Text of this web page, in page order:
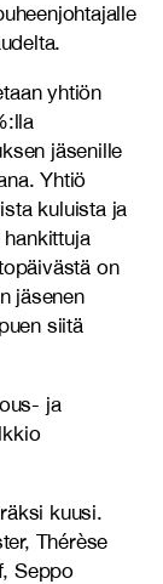
yhtiön
jäsenille
Yhtiö
kuluista ja
on
jäsenen
siitä
ja
kuusi.
Thérèse
Seppo